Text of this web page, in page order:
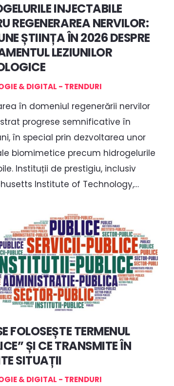
INJECTABILE
REGENERAREA NERVILOR:
ȘTIINȚA ÎN 2026 DESPRE
LEZIUNILOR
& DIGITAL - TRENDURI
în domeniul regenerării nervilor
progrese semnificative în
în special prin dezvoltarea unor
biomimetice precum hidrogelurile
Instituții de prestigiu, inclusiv
Institute of Technology,…
FOLOSEȘTE TERMENUL
ȘI CE TRANSMITE ÎN
SITUAȚII
& DIGITAL - TRENDURI